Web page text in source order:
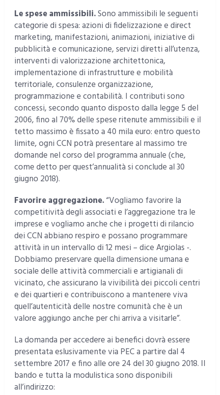
Le spese ammissibili.Sono ammissibili le seguenti
categorie di spesa: azioni di fidelizzazione e direct
marketing, manifestazioni, animazioni, iniziative di
pubblicità e comunicazione, servizi diretti all’utenza,
interventi di valorizzazione architettonica,
implementazione di infrastrutture e mobilità
territoriale, consulenze organizzazione,
programmazione e contabilità. I contributi sono
concessi, secondo quanto disposto dalla legge 5 del
2006, fino al 70% delle spese ritenute ammissibili e il
tetto massimo è fissato a 40 mila euro: entro questo
limite, ogni CCN potrà presentare al massimo tre
domande nel corso del programma annuale (che,
come detto per quest’annualità si conclude al 30
giugno 2018).
Favorire aggregazione.“Vogliamo favorire la
competitività degli associati e l’aggregazione tra le
imprese e vogliamo anche che i progetti di rilancio
dei CCN abbiano respiro e possano programmare
attività in un intervallo di 12 mesi – dice Argiolas -.
Dobbiamo preservare quella dimensione umana e
sociale delle attività commerciali e artigianali di
vicinato, che assicurano la vivibilità dei piccoli centri
e dei quartieri e contribuiscono a mantenere viva
quell’autenticità delle nostre comunità che è un
valore aggiungo anche per chi arriva a visitarle”.
La domanda per accedere ai benefici dovrà essere
presentata eslusivamente via PEC a partire dal 4
settembre 2017 e fino alle ore 24 del 30 giugno 2018. Il
bando e tutta la modulistica sono disponibili
all’indirizzo: